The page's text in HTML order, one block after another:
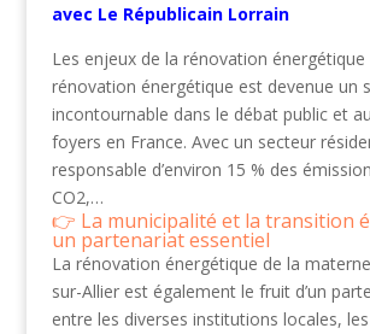
avec Le Républicain Lorrain
Les enjeux de la rénovation énergétique
rénovation énergétique est devenue un
incontournable dans le débat public et
foyers en France. Avec un secteur
responsable d’environ 15 % des
CO2,…
La municipalité et la transition
un partenariat essentiel
La rénovation énergétique de la
sur-Allier est également le fruit d’un
entre les diverses institutions locales,